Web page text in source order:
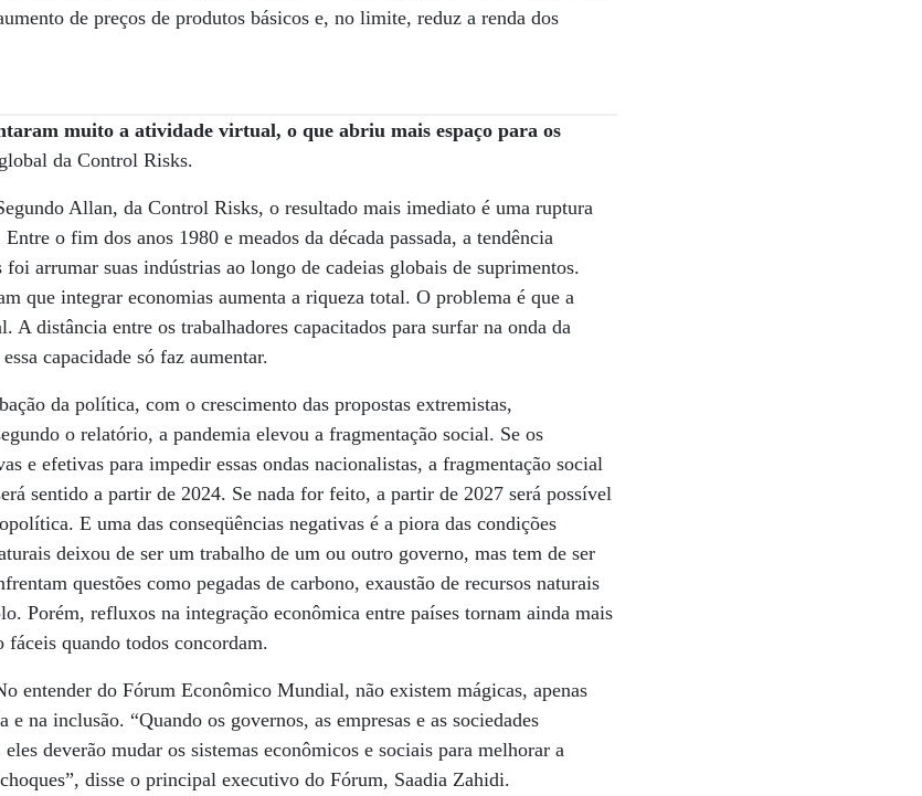
de preços de produtos básicos e, no limite, reduz a renda dos
muito a atividade virtual, o que abriu mais espaço para os
da Control Risks.
Allan, da Control Risks, o resultado mais imediato é uma ruptura
o fim dos anos 1980 e meados da década passada, a tendência
foi arrumar suas indústrias ao longo de cadeias globais de suprimentos.
que integrar economias aumenta a riqueza total. O problema é que a
A distância entre os trabalhadores capacitados para surfar na onda da
capacidade só faz aumentar.
da política, com o crescimento das propostas extremistas,
o relatório, a pandemia elevou a fragmentação social. Se os
e efetivas para impedir essas ondas nacionalistas, a fragmentação social
sentido a partir de 2024. Se nada for feito, a partir de 2027 será possível
E uma das conseqüências negativas é a piora das condições
deixou de ser um trabalho de um ou outro governo, mas tem de ser
questões como pegadas de carbono, exaustão de recursos naturais
Porém, refluxos na integração econômica entre países tornam ainda mais
fáceis quando todos concordam.
entender do Fórum Econômico Mundial, não existem mágicas, apenas
na inclusão. “Quando os governos, as empresas e as sociedades
deverão mudar os sistemas econômicos e sociais para melhorar a
disse o principal executivo do Fórum, Saadia Zahidi.